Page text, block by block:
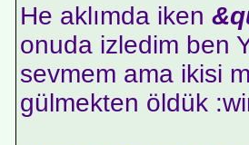
He aklımda iken
onuda izledim ben
sevmem ama ikisi
gülmekten öldük